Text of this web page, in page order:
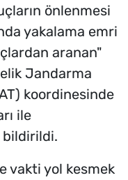
önlenmesi
yakalama emri
aranan"
Jandarma
koordinesinde
ile
bildirildi.
vakti yol kesmek